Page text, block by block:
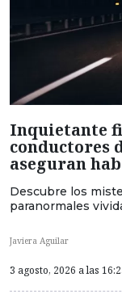
Inquietante
conductores
aseguran
Descubre los
paranormales
Javiera Aguilar
3 agosto, 2026 a las